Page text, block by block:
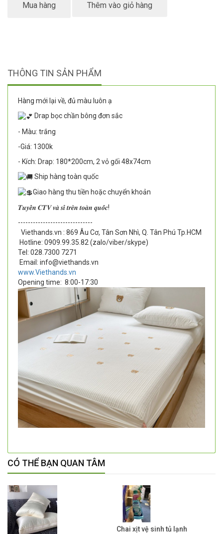
Mua hàng Thêm vào giỏ hàng
THÔNG TIN SẢN PHẨM
Hàng mới lại về, đủ màu luôn ạ
Drap bọc chần bông đơn sắc
- Màu: trắng
-Giá: 1300k
- Kích: Drap: 180*200cm, 2 vỏ gối 48x74cm
Ship hàng toàn quốc
Giao hàng thu tiền hoặc chuyển khoản
𝑻𝒖𝒚𝒆̂̉𝒏 𝑪𝑻𝑽 𝒗𝒂̀ 𝒔𝒊̉ 𝒕𝒓𝒆̂𝒏 𝒕𝒐𝒂̀𝒏 𝒒𝒖𝒐̂́𝒄!
------------------------------
Viethands.vn : 869 Âu Cơ, Tân Sơn Nhì, Q. Tân Phú Tp.HCM
Hotline: 0909.99.35.82 (zalo/viber/skype)
Tel: 028.7300 7271
Email: info@viethands.vn
www.Viethands.vn
Opening time: 8:00-17:30
CÓ THỂ BẠN QUAN TÂM
Chai xịt vệ sinh tủ lạnh